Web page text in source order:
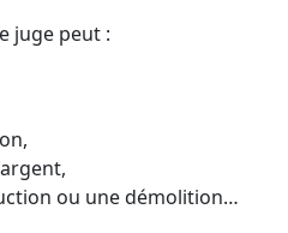
juge peut :
ou une démolition…